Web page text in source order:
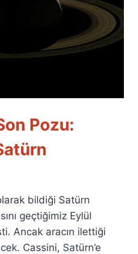
Pozu:
bildiği Satürn
geçtiğimiz Eylül
Ancak aracın ilettiği
Cassini, Satürn’e